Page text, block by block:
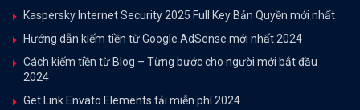
Kaspersky Internet Security 2025 Full Key Bản Quyền mới nhất
Hướng dẫn kiếm tiền từ Google AdSense mới nhất 2024
Cách kiếm tiền từ Blog – Từng bước cho người mới bắt đầu
2024
Get Link Envato Elements tải miễn phí 2024